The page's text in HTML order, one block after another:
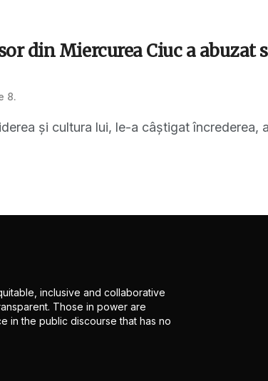
din Miercurea Ciuc a abuzat
8.
și cultura lui, le-a câștigat încrederea,
inclusive and collaborative
Those in power are
in the public discourse that has no